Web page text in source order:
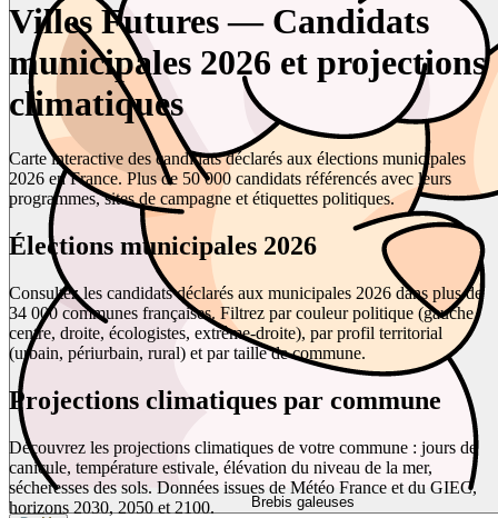
Brebis galeuses
Villes Futures — Candidats
municipales 2026 et projections
climatiques
Carte interactive des candidats déclarés aux élections municipales
2026 en France. Plus de 50 000 candidats référencés avec leurs
programmes, sites de campagne et étiquettes politiques.
Élections municipales 2026
Consultez les candidats déclarés aux municipales 2026 dans plus de
34 000 communes françaises. Filtrez par couleur politique (gauche,
centre, droite, écologistes, extrême-droite), par profil territorial
(urbain, périurbain, rural) et par taille de commune.
Projections climatiques par commune
Découvrez les projections climatiques de votre commune : jours de
canicule, température estivale, élévation du niveau de la mer,
sécheresses des sols. Données issues de Météo France et du GIEC,
horizons 2030, 2050 et 2100.